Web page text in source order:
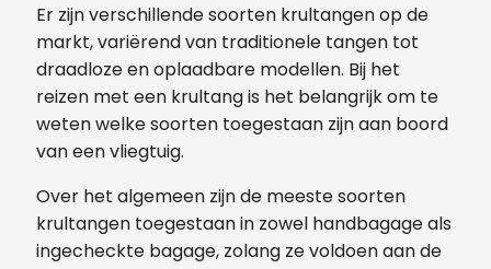
Er zijn verschillende soorten krultangen op de
markt, variërend van traditionele tangen tot
draadloze en oplaadbare modellen. Bij het
reizen met een krultang is het belangrijk om te
weten welke soorten toegestaan zijn aan boord
van een vliegtuig.
Over het algemeen zijn de meeste soorten
krultangen toegestaan in zowel handbagage als
ingecheckte bagage, zolang ze voldoen aan de